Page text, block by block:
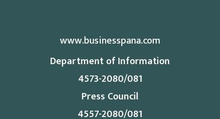
www.businesspana.com
Department of Information
4573-2080/081
Press Council
4557-2080/081